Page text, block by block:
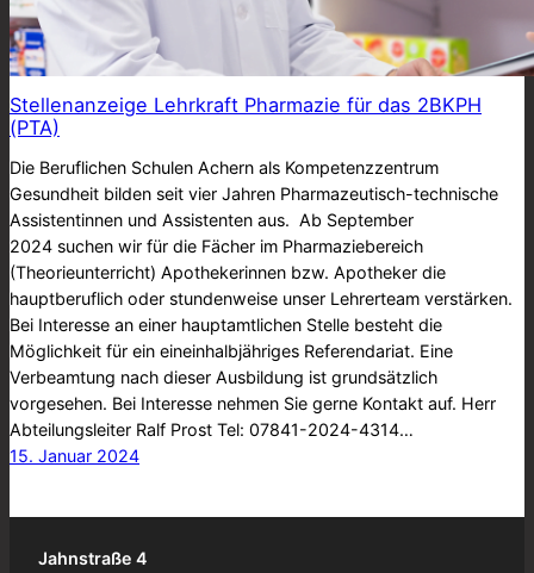
Stellenanzeige Lehrkraft Pharmazie für das 2BKPH
(PTA)
Die Beruflichen Schulen Achern als Kompetenzzentrum
Gesundheit bilden seit vier Jahren Pharmazeutisch-technische
Assistentinnen und Assistenten aus. Ab September
2024 suchen wir für die Fächer im Pharmaziebereich
(Theorieunterricht) Apothekerinnen bzw. Apotheker die
hauptberuflich oder stundenweise unser Lehrerteam verstärken.
Bei Interesse an einer hauptamtlichen Stelle besteht die
Möglichkeit für ein eineinhalbjähriges Referendariat. Eine
Verbeamtung nach dieser Ausbildung ist grundsätzlich
vorgesehen. Bei Interesse nehmen Sie gerne Kontakt auf. Herr
Abteilungsleiter Ralf Prost Tel: 07841-2024-4314…
15. Januar 2024
Jahnstraße 4